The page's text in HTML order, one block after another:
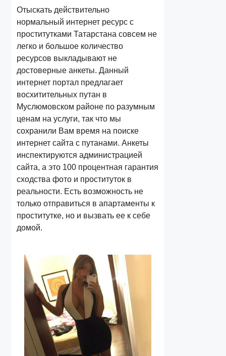
Отыскать действительно
нормальный интернет ресурс с
проститутками Татарстана совсем не
легко и большое количество
ресурсов выкладывают не
достоверные анкеты. Данный
интернет портал предлагает
восхитительных путан в
Муслюмовском районе по разумным
ценам на услуги, так что мы
сохранили Вам время на поиске
интернет сайта с путанами. Анкеты
инспектируются администрацией
сайта, а это 100 процентная гарантия
сходства фото и проституток в
реальности. Есть возможность не
только отправиться в апартаменты к
проститутке, но и вызвать ее к себе
домой.